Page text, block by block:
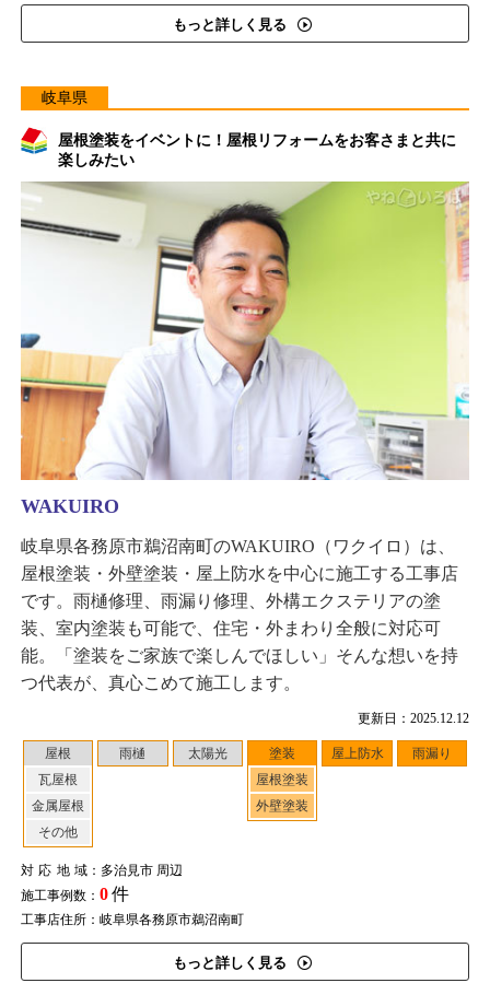
もっと詳しく見る
岐阜県
屋根塗装をイベントに！屋根リフォームをお客さまと共に
楽しみたい
更新日：2025.12.12
屋根
瓦屋根
金属屋根
その他
雨樋 太陽光
塗装
屋根塗装
外壁塗装
屋上防水 雨漏り
対応地域：多治見市 周辺
施工事例数： 0件
工事店住所：岐阜県各務原市鵜沼南町
もっと詳しく見る
WAKUIRO
岐阜県各務原市鵜沼南町のWAKUIRO（ワクイロ）は、
屋根塗装・外壁塗装・屋上防水を中心に施工する工事店
です。雨樋修理、雨漏り修理、外構エクステリアの塗
装、室内塗装も可能で、住宅・外まわり全般に対応可
能。「塗装をご家族で楽しんでほしい」そんな想いを持
つ代表が、真心こめて施工します。